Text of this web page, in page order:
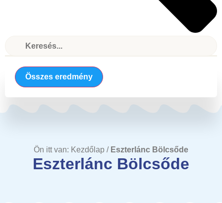
Összes eredmény
Ön itt van: Kezdőlap / Eszterlánc Bölcsőde
Eszterlánc Bölcsőde